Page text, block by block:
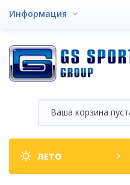
Информация
Ваша корзина
Shop
categories
ЛЕТО